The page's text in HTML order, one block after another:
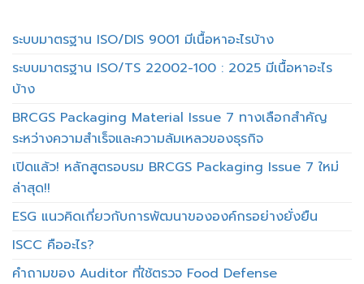
ระบบมาตรฐาน ISO/DIS 9001 มีเนื้อหาอะไรบ้าง
ระบบมาตรฐาน ISO/TS 22002-100 : 2025 มีเนื้อหาอะไร
บ้าง
BRCGS Packaging Material Issue 7 ทางเลือกสำคัญ
ระหว่างความสำเร็จและความล้มเหลวของธุรกิจ
เปิดแล้ว! หลักสูตรอบรม BRCGS Packaging Issue 7 ใหม่
ล่าสุด!!
ESG แนวคิดเกี่ยวกับการพัฒนาขององค์กรอย่างยั่งยืน
ISCC คืออะไร?
คำถามของ Auditor ที่ใช้ตรวจ Food Defense